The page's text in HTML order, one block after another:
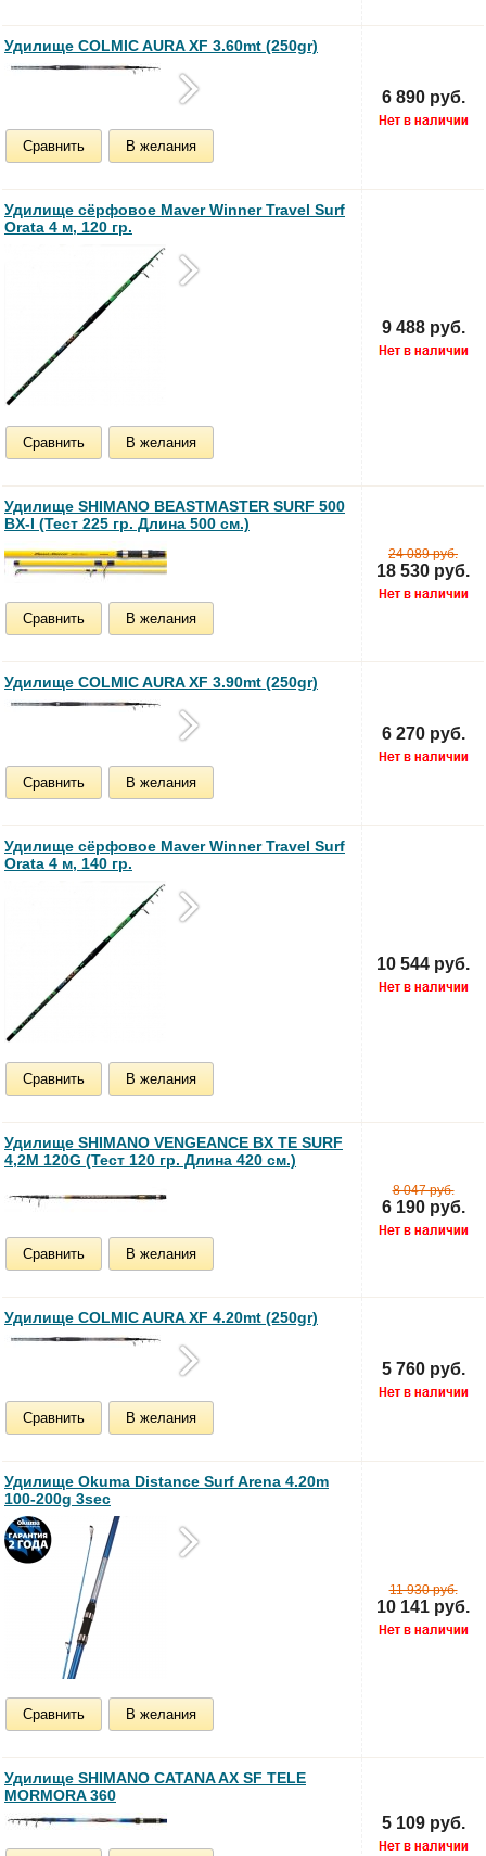
Удилище COLMIC AURA XF 3.60mt (250gr)
Сравнить В желания
6 890 руб.
Удилище сёрфовое Maver Winner Travel Surf
Orata 4 м, 120 гр.
Сравнить В желания
9 488 руб.
Удилище SHIMANO BEASTMASTER SURF 500
BX-I (Тест 225 гр. Длина 500 см.)
Сравнить В желания
24 089 руб.
18 530 руб.
Удилище COLMIC AURA XF 3.90mt (250gr)
Сравнить В желания
6 270 руб.
Удилище сёрфовое Maver Winner Travel Surf
Orata 4 м, 140 гр.
Сравнить В желания
10 544 руб.
Удилище SHIMANO VENGEANCE BX TE SURF
4,2M 120G (Тест 120 гр. Длина 420 см.)
Сравнить В желания
8 047 руб.
6 190 руб.
Удилище COLMIC AURA XF 4.20mt (250gr)
Сравнить В желания
5 760 руб.
Удилище Okuma Distance Surf Arena 4.20m
100-200g 3sec
Сравнить В желания
11 930 руб.
10 141 руб.
Удилище SHIMANO CATANA AX SF TELE
MORMORA 360
5 109 руб.